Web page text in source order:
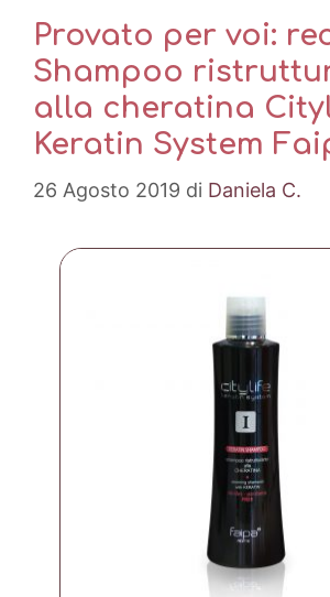
Provato per voi:
Shampoo
alla cheratina
Keratin System
26 Agosto 2019 di Daniela C.